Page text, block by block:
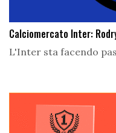
Calciomercato Inter:
L'Inter sta facendo